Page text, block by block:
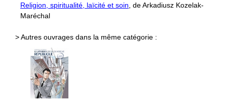
Religion, spiritualité, laïcité et soin , de Arkadiusz Kozelak-
Maréchal
> Autres ouvrages dans la même catégorie :